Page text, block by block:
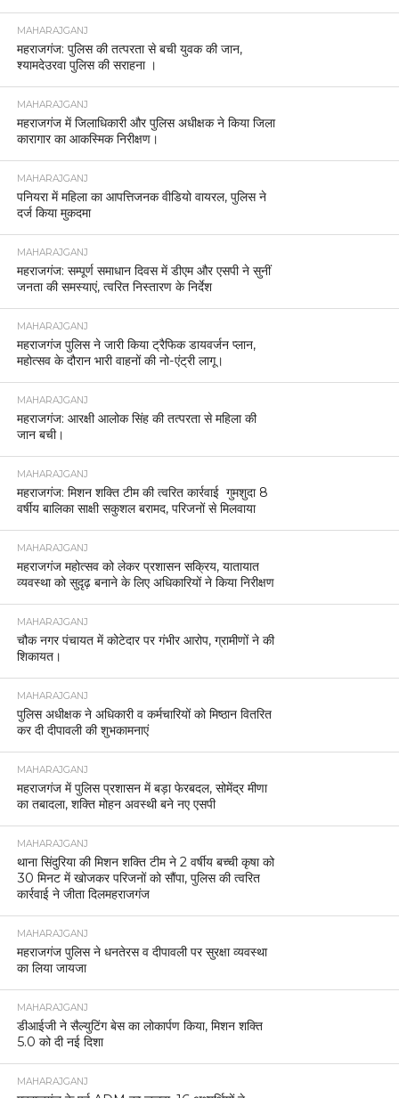
MAHARAJGANJ
महराजगंज: पुलिस की तत्परता से बची युवक की जान,
श्यामदेउरवा पुलिस की सराहना ।
MAHARAJGANJ
महराजगंज में जिलाधिकारी और पुलिस अधीक्षक ने किया जिला
कारागार का आकस्मिक निरीक्षण।
MAHARAJGANJ
पनियरा में महिला का आपत्तिजनक वीडियो वायरल, पुलिस ने
दर्ज किया मुकदमा
MAHARAJGANJ
महराजगंज: सम्पूर्ण समाधान दिवस में डीएम और एसपी ने सुनीं
जनता की समस्याएं, त्वरित निस्तारण के निर्देश
MAHARAJGANJ
महराजगंज पुलिस ने जारी किया ट्रैफिक डायवर्जन प्लान,
महोत्सव के दौरान भारी वाहनों की नो-एंट्री लागू।
MAHARAJGANJ
महराजगंज: आरक्षी आलोक सिंह की तत्परता से महिला की
जान बची।
MAHARAJGANJ
महराजगंज: मिशन शक्ति टीम की त्वरित कार्रवाई गुमशुदा 8
वर्षीय बालिका साक्षी सकुशल बरामद, परिजनों से मिलवाया
MAHARAJGANJ
महराजगंज महोत्सव को लेकर प्रशासन सक्रिय, यातायात
व्यवस्था को सुदृढ़ बनाने के लिए अधिकारियों ने किया निरीक्षण
MAHARAJGANJ
चौक नगर पंचायत में कोटेदार पर गंभीर आरोप, ग्रामीणों ने की
शिकायत।
MAHARAJGANJ
पुलिस अधीक्षक ने अधिकारी व कर्मचारियों को मिष्ठान वितरित
कर दी दीपावली की शुभकामनाएं
MAHARAJGANJ
महराजगंज में पुलिस प्रशासन में बड़ा फेरबदल, सोमेंद्र मीणा
का तबादला, शक्ति मोहन अवस्थी बने नए एसपी
MAHARAJGANJ
थाना सिंदुरिया की मिशन शक्ति टीम ने 2 वर्षीय बच्ची कृषा को
30 मिनट में खोजकर परिजनों को सौंपा, पुलिस की त्वरित
कार्रवाई ने जीता दिलमहराजगंज
MAHARAJGANJ
महराजगंज पुलिस ने धनतेरस व दीपावली पर सुरक्षा व्यवस्था
का लिया जायजा
MAHARAJGANJ
डीआईजी ने सैल्युटिंग बेस का लोकार्पण किया, मिशन शक्ति
5.0 को दी नई दिशा
MAHARAJGANJ